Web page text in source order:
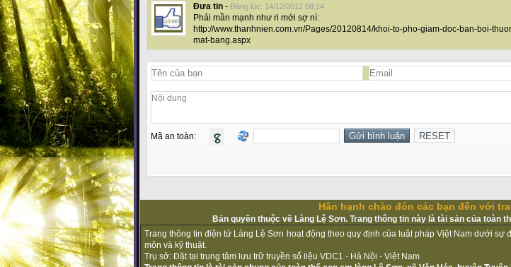
Đưa tin - Đăng lúc: 14/12/2012 08:14
Phải mần mạnh như ri mới sợ nì:
http://www.thanhnien.com.vn/Pages/20120814/khoi-to-pho-giam-doc-ban-boi-
mat-bang.aspx
Mã an toàn:
Hân hạnh chào đón các bạn đến với
Bản quyền thuộc về Làng Lệ Sơn. Trang thông tin này là tài sản của toàn
Trang thông tin điện tử Làng Lệ Sơn hoạt động theo quy định của luật pháp Vịệt Nam dưới sự
môn và kỹ thuật.
Trụ sở: Đặt tại trung tâm lưu trữ truyền số liệu VDC1 - Hà Nội - Việt Nam